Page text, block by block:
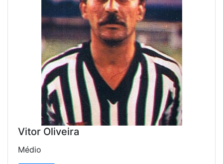
Vitor Oliveira
Médio